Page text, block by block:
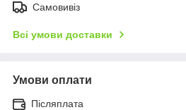
Самовивіз
Всі умови доставки
Умови оплати
Післяплата